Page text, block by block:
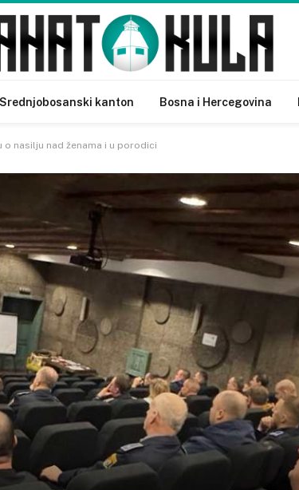
Srednjobosanski kanton Bosna i Hercegovina
o nasilju nad ženama i u porodici